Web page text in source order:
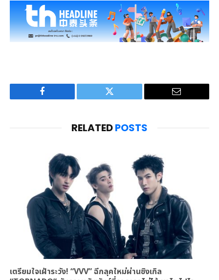
Facebook Twitter Email
RELATEDPOSTS
เตรียมใจเฝ้าระวัง! “VVV” ฉีกลุคใหม่ผ่านซิงเกิล